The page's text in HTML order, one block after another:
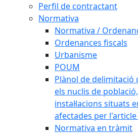
Perfil de contractant
Normativa
Normativa /
Ordenances fiscals
Urbanisme
POUM
Plànol de delimitació
els nuclis de
instal·lacions situats
afectades per
Normativa en tràmit